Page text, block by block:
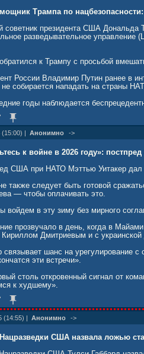
что поставки вооружений
для Украины, станут законной
Запада не способствует
Трампа по
советник президента США Дональда
разведывательное
к Трампу с просьбой
России Владимир Путин ранее в
собирается нападать на страны
годы наблюдается
(15:00) | Анонимно ->
к войне в 2026 году»:
США при НАТО Мэттью Уитакер дал
также следует быть готовой
— чтобы оплачивать это.
войдем в эту зиму без мирного
прозвучало в день, когда в
Кириллом Дмитриевым и с украинской
связывает шанс на
эти встречи».
столь откровенный сигнал от
к худшему».
(14:55) | Анонимно ->
Нацразведки США назвала ложью